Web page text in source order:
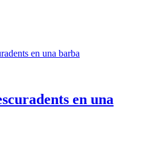
en una